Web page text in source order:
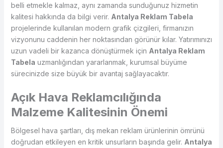
belli etmekle kalmaz, aynı zamanda sunduğunuz hizmetin
kalitesi hakkında da bilgi verir. Antalya Reklam Tabela
projelerinde kullanılan modern grafik çizgileri, firmanızın
vizyonunu caddenin her noktasından görünür kılar. Yatırımınızı
uzun vadeli bir kazanca dönüştürmek için Antalya Reklam
Tabela uzmanlığından yararlanmak, kurumsal büyüme
sürecinizde size büyük bir avantaj sağlayacaktır.
Açık Hava Reklamcılığında
Malzeme Kalitesinin Önemi
Bölgesel hava şartları, dış mekan reklam ürünlerinin ömrünü
doğrudan etkileyen en kritik unsurların başında gelir. Antalya